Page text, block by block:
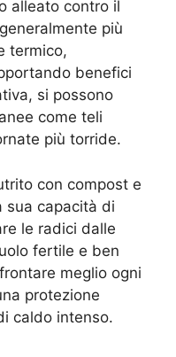
alleato contro il
più
termico,
benefici
si possono
come teli
più torride.
con compost e
sua capacità di
le radici dalle
fertile e ben
meglio ogni
protezione
caldo intenso.